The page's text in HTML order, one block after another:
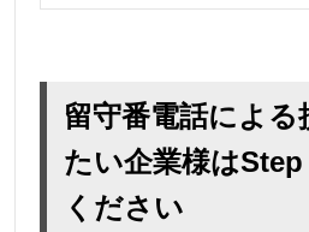
留守番電話による
たい企業様はStep
ください